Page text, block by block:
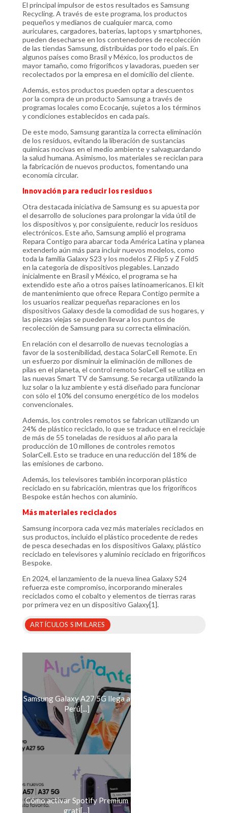
El principal impulsor de estos resultados es Samsung
Recycling. A través de este programa, los productos
pequeños y medianos de cualquier marca, como
auriculares, cargadores, baterías, laptops y smartphones,
pueden desecharse en los contenedores de recolección
de las tiendas Samsung, distribuidas por todo el país. En
algunos países como Brasil y México, los productos de
mayor tamaño, como frigoríficos y lavadoras, pueden ser
recolectados por la empresa en el domicilio del cliente.
Además, estos productos pueden optar a descuentos
por la compra de un producto Samsung a través de
programas locales como Ecocanje, sujetos a los términos
y condiciones establecidos en cada país.
De este modo, Samsung garantiza la correcta eliminación
de los residuos, evitando la liberación de sustancias
químicas nocivas en el medio ambiente y salvaguardando
la salud humana. Asimismo, los materiales se reciclan para
la fabricación de nuevos productos, fomentando una
economía circular.
Innovación para reducir los residuos
Otra destacada iniciativa de Samsung es su apuesta por
el desarrollo de soluciones para prolongar la vida útil de
los dispositivos y, por consiguiente, reducir los residuos
electrónicos. Este año, Samsung amplió el programa
Repara Contigo para abarcar toda América Latina y planea
extenderlo aún más para incluir nuevos modelos, como
toda la familia Galaxy S23 y los modelos Z Flip5 y Z Fold5
en la categoría de dispositivos plegables. Lanzado
inicialmente en Brasil y México, el programa se ha
extendido este año a otros países latinoamericanos. El kit
de mantenimiento que ofrece Repara Contigo permite a
los usuarios realizar pequeñas reparaciones en los
dispositivos Galaxy desde la comodidad de sus hogares, y
las piezas viejas se pueden llevar a los puntos de
recolección de Samsung para su correcta eliminación.
En relación con el desarrollo de nuevas tecnologías a
favor de la sostenibilidad, destaca SolarCell Remote. En
un esfuerzo por disminuir la eliminación de millones de
pilas en el planeta, el control remoto SolarCell se utiliza en
las nuevas Smart TV de Samsung. Se recarga utilizando la
luz solar o la luz ambiente y está diseñado para funcionar
con sólo el 10% del consumo energético de los modelos
convencionales.
Además, los controles remotos se fabrican utilizando un
24% de plástico reciclado, lo que se traduce en el reciclaje
de más de 55 toneladas de residuos al año para la
producción de 10 millones de controles remotos
SolarCell. Esto se traduce en una reducción del 18% de
las emisiones de carbono.
Además, los televisores también incorporan plástico
reciclado en su fabricación, mientras que los frigoríficos
Bespoke están hechos con aluminio.
Más materiales reciclados
Samsung incorpora cada vez más materiales reciclados en
sus productos, incluido el plástico procedente de redes
de pesca desechadas en los dispositivos Galaxy, plástico
reciclado en televisores y aluminio reciclado en frigoríficos
Bespoke.
En 2024, el lanzamiento de la nueva línea Galaxy S24
refuerza este compromiso, incorporando minerales
reciclados como el cobalto y elementos de tierras raras
por primera vez en un dispositivo Galaxy[1].
ARTÍCULOS SIMILARES
Samsung Galaxy A27 5G llega a
Perú[...]
Cómo activar Spotify Premium
grati[...]